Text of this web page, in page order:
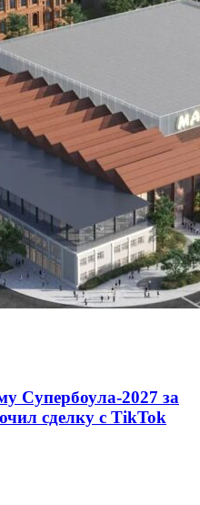
Супербоула-2027 за
сделку с TikTok